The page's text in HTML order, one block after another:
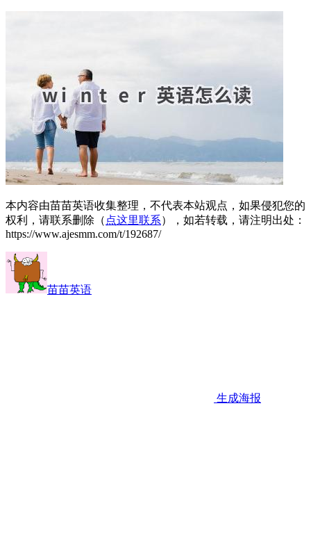
本内容由苗苗英语收集整理，不代表本站观点，如果侵犯您的
权利，请联系删除（ 点这里联系），如若转载，请注明出处：
https://www.ajesmm.com/t/192687/
苗苗英语
生成海报